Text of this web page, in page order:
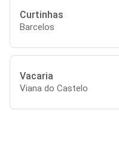
Curtinhas
Barcelos
Vacaria
Viana do Castelo